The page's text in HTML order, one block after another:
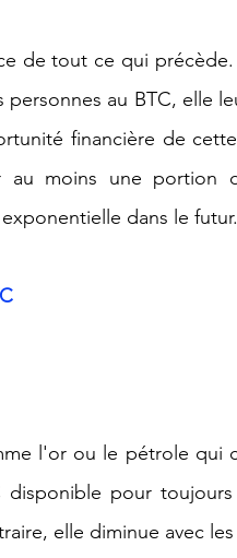
de tout ce qui
personnes au BTC, elle
financière de
au moins une portion
dans le futur.
l'or ou le pétrole qui
pour
elle diminue avec